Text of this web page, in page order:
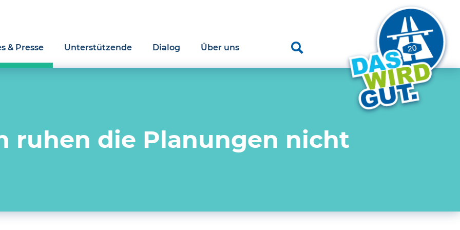
& Presse Unterstützende Dialog Über uns
ruhen die Planungen nicht